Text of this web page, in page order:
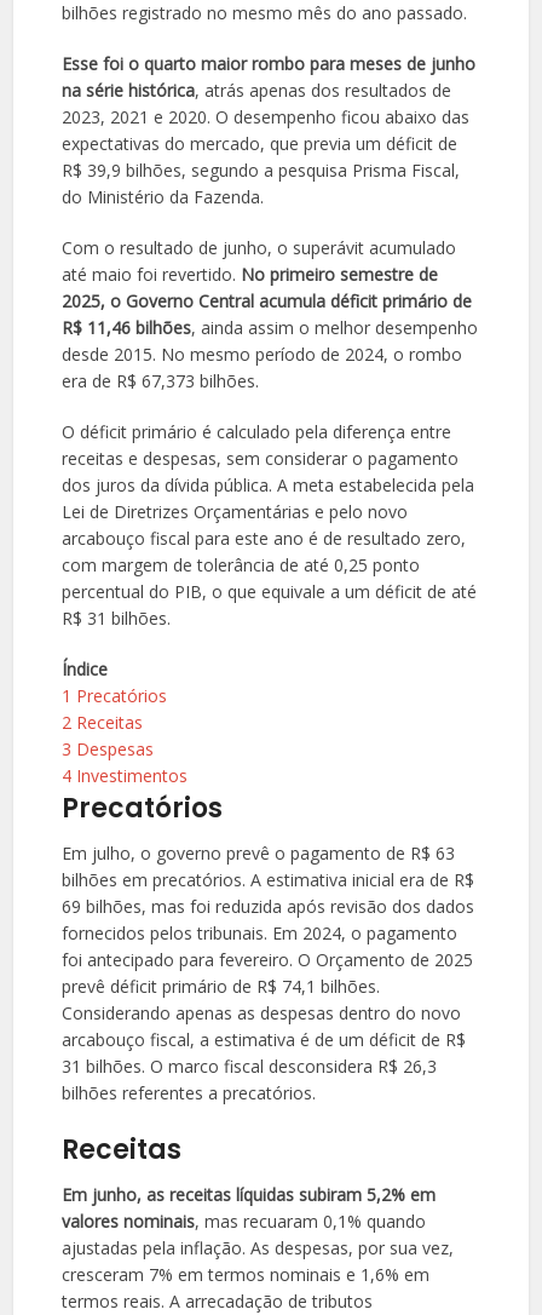
bilhões registrado no mesmo mês do ano passado.
Esse foi o quarto maior rombo para meses de junho
na série histórica, atrás apenas dos resultados de
2023, 2021 e 2020. O desempenho ficou abaixo das
expectativas do mercado, que previa um déficit de
R$ 39,9 bilhões, segundo a pesquisa Prisma Fiscal,
do Ministério da Fazenda.
Com o resultado de junho, o superávit acumulado
até maio foi revertido. No primeiro semestre de
2025, o Governo Central acumula déficit primário de
R$ 11,46 bilhões, ainda assim o melhor desempenho
desde 2015. No mesmo período de 2024, o rombo
era de R$ 67,373 bilhões.
O déficit primário é calculado pela diferença entre
receitas e despesas, sem considerar o pagamento
dos juros da dívida pública. A meta estabelecida pela
Lei de Diretrizes Orçamentárias e pelo novo
arcabouço fiscal para este ano é de resultado zero,
com margem de tolerância de até 0,25 ponto
percentual do PIB, o que equivale a um déficit de até
R$ 31 bilhões.
Índice
1 Precatórios
2 Receitas
3 Despesas
4 Investimentos
Precatórios
Em julho, o governo prevê o pagamento de R$ 63
bilhões em precatórios. A estimativa inicial era de R$
69 bilhões, mas foi reduzida após revisão dos dados
fornecidos pelos tribunais. Em 2024, o pagamento
foi antecipado para fevereiro. O Orçamento de 2025
prevê déficit primário de R$ 74,1 bilhões.
Considerando apenas as despesas dentro do novo
arcabouço fiscal, a estimativa é de um déficit de R$
31 bilhões. O marco fiscal desconsidera R$ 26,3
bilhões referentes a precatórios.
Receitas
Em junho, as receitas líquidas subiram 5,2% em
valores nominais, mas recuaram 0,1% quando
ajustadas pela inflação. As despesas, por sua vez,
cresceram 7% em termos nominais e 1,6% em
termos reais. A arrecadação de tributos